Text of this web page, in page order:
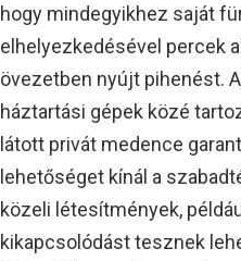
hogy mindegyikhez saját
elhelyezkedésével percek
övezetben nyújt pihenést.
háztartási gépek közé
látott privát medence
lehetőséget kínál a
közeli létesítmények,
kikapcsolódást tesznek